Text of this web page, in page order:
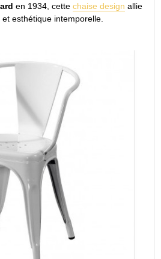
en 1934, cette chaise design allie
esthétique intemporelle.